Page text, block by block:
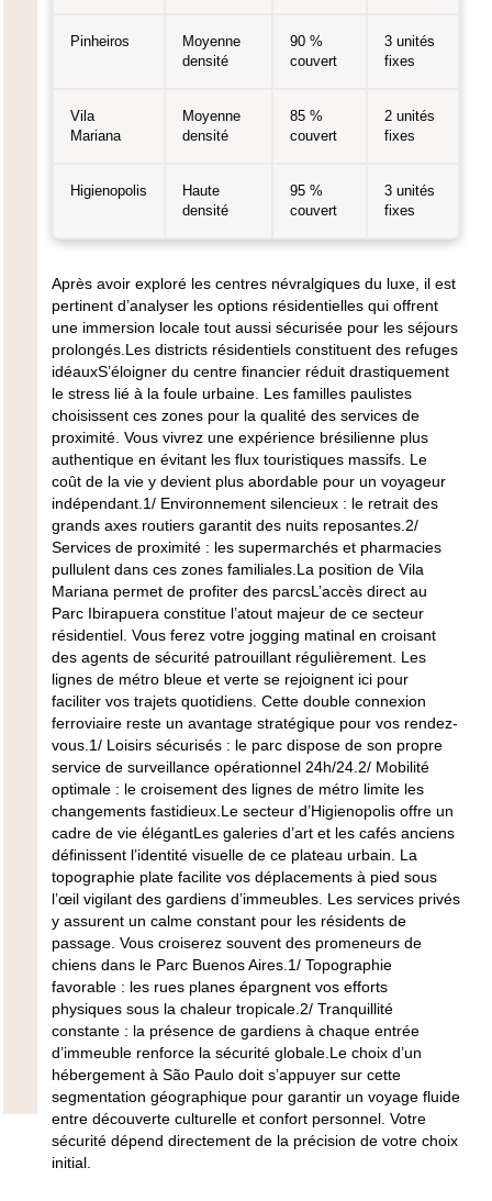
Pinheiros
Moyenne
densité
90 %
couvert
3 unités
fixes
Vila
Mariana
Moyenne
densité
85 %
couvert
2 unités
fixes
Higienopolis
Haute
densité
95 %
couvert
3 unités
fixes
Après avoir exploré les centres névralgiques du luxe, il est
pertinent d’analyser les options résidentielles qui offrent
une immersion locale tout aussi sécurisée pour les séjours
prolongés.Les districts résidentiels constituent des refuges
idéauxS’éloigner du centre financier réduit drastiquement
le stress lié à la foule urbaine. Les familles paulistes
choisissent ces zones pour la qualité des services de
proximité. Vous vivrez une expérience brésilienne plus
authentique en évitant les flux touristiques massifs. Le
coût de la vie y devient plus abordable pour un voyageur
indépendant.1/ Environnement silencieux: le retrait des
grands axes routiers garantit des nuits reposantes.2/
Services de proximité: les supermarchés et pharmacies
pullulent dans ces zones familiales.La position de Vila
Mariana permet de profiter des parcsL’accès direct au
Parc Ibirapuera constitue l’atout majeur de ce secteur
résidentiel. Vous ferez votre jogging matinal en croisant
des agents de sécurité patrouillant régulièrement. Les
lignes de métro bleue et verte se rejoignent ici pour
faciliter vos trajets quotidiens. Cette double connexion
ferroviaire reste un avantage stratégique pour vos rendez-
vous.1/ Loisirs sécurisés: le parc dispose de son propre
service de surveillance opérationnel 24h/24.2/ Mobilité
optimale: le croisement des lignes de métro limite les
changements fastidieux.Le secteur d’Higienopolis offre un
cadre de vie élégantLes galeries d’art et les cafés anciens
définissent l’identité visuelle de ce plateau urbain. La
topographie plate facilite vos déplacements à pied sous
l’œil vigilant des gardiens d’immeubles. Les services privés
y assurent un calme constant pour les résidents de
passage. Vous croiserez souvent des promeneurs de
chiens dans le Parc Buenos Aires.1/ Topographie
favorable: les rues planes épargnent vos efforts
physiques sous la chaleur tropicale.2/ Tranquillité
constante: la présence de gardiens à chaque entrée
d’immeuble renforce la sécurité globale.Le choix d’un
hébergement à São Paulo doit s’appuyer sur cette
segmentation géographique pour garantir un voyage fluide
entre découverte culturelle et confort personnel. Votre
sécurité dépend directement de la précision de votre choix
initial.